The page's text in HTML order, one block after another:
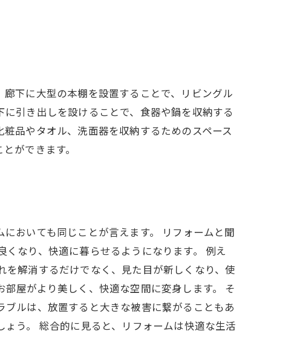
下に大型の本棚を設置することで、リビングル
引き出しを設けることで、食器や鍋を収納する
品やタオル、洗面器を収納するためのスペース
ができます。
おいても同じことが言えます。 リフォームと聞
なり、快適に暮らせるようになります。 例え
解消するだけでなく、見た目が新しくなり、使
屋がより美しく、快適な空間に変身します。 そ
ルは、放置すると大きな被害に繋がることもあ
う。 総合的に見ると、リフォームは快適な生活